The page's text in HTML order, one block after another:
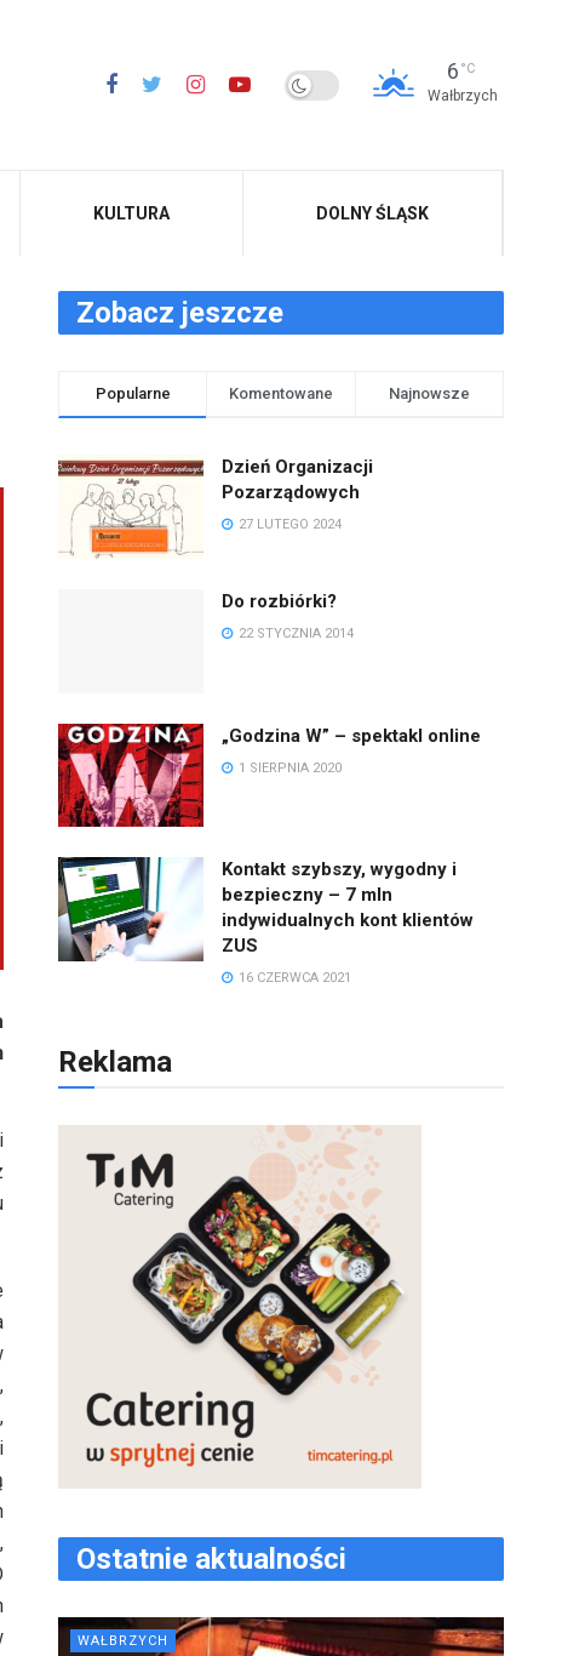
6 °C
Wałbrzych
KULTURA DOLNY ŚLĄSK
Zobacz jeszcze
Popularne Komentowane Najnowsze
Dzień Organizacji
Pozarządowych
27 LUTEGO 2024
Do rozbiórki?
22 STYCZNIA 2014
„Godzina W” – spektakl online
1 SIERPNIA 2020
Kontakt szybszy, wygodny i
bezpieczny – 7 mln
indywidualnych kont klientów
ZUS
16 CZERWCA 2021
Reklama
Ostatnie aktualności
WAŁBRZYCH